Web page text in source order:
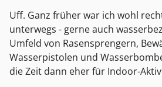
Uff. Ganz früher war ich wohl
unterwegs - gerne auch
Umfeld von Rasensprengern,
Wasserpistolen und
die Zeit dann eher für Indoor-